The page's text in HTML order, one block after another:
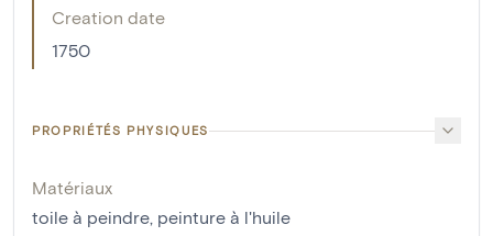
Creation date
1750
PROPRIÉTÉS PHYSIQUES
Matériaux
toile à peindre, peinture à l'huile